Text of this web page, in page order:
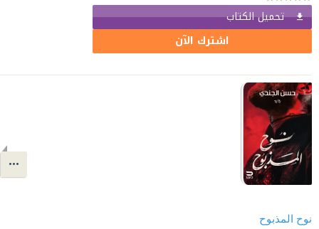
تحميل الكتاب
اشترك الآن